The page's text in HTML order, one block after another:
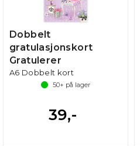
Dobbelt
gratulasjonskort
Gratulerer
A6 Dobbelt kort
50+ på lager
39,-